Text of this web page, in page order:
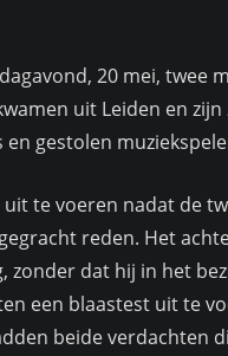
20 mei, twee
uit Leiden en
gestolen
te voeren nadat de
reden. Het
dat hij in het
een blaastest uit te
beide verdachten